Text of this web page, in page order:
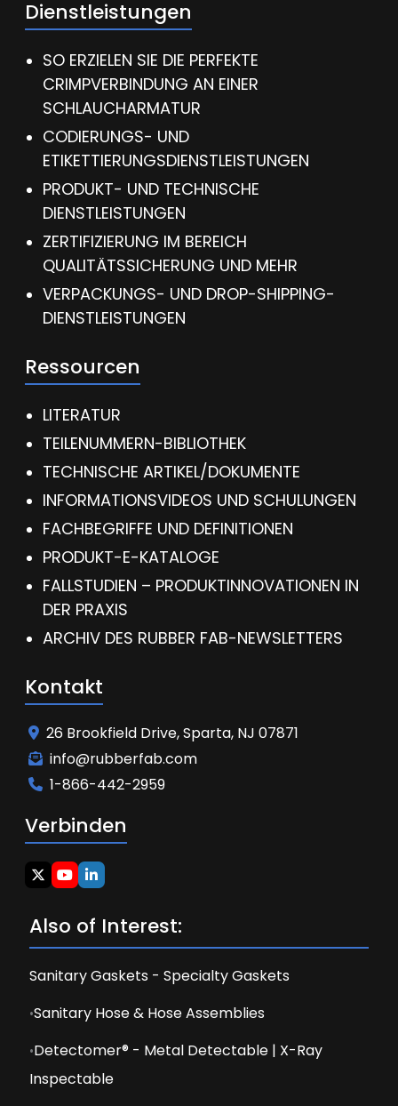
Dienstleistungen
SO ERZIELEN SIE DIE PERFEKTE
CRIMPVERBINDUNG AN EINER
SCHLAUCHARMATUR
CODIERUNGS- UND
ETIKETTIERUNGSDIENSTLEISTUNGEN
PRODUKT- UND TECHNISCHE
DIENSTLEISTUNGEN
ZERTIFIZIERUNG IM BEREICH
QUALITÄTSSICHERUNG UND MEHR
VERPACKUNGS- UND DROP-SHIPPING-
DIENSTLEISTUNGEN
Ressourcen
LITERATUR
TEILENUMMERN-BIBLIOTHEK
TECHNISCHE ARTIKEL/DOKUMENTE
INFORMATIONSVIDEOS UND SCHULUNGEN
FACHBEGRIFFE UND DEFINITIONEN
PRODUKT-E-KATALOGE
FALLSTUDIEN – PRODUKTINNOVATIONEN IN
DER PRAXIS
ARCHIV DES RUBBER FAB-NEWSLETTERS
Kontakt
26 Brookfield Drive, Sparta, NJ 07871
info@rubberfab.com
1-866-442-2959
Verbinden
Also of Interest:
Sanitary Gaskets - Specialty Gaskets
Sanitary Hose & Hose Assemblies
Detectomer® - Metal Detectable | X-Ray
Inspectable